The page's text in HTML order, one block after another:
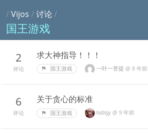
/Vijos /讨论 /
国王游戏
2
评论
求大神指导！！！
国王游戏 一叶一菩提 @ 8 年前
6
评论
关于贪心的标准
国王游戏 lsdsjy @ 9 年前